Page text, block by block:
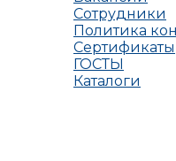
Сотрудники
Политика
Сертификаты
ГОСТЫ
Каталоги